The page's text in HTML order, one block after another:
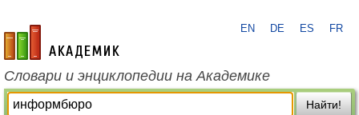
academic.ru
EN DE ES FR
Словари и энциклопедии на Академике
Найти!